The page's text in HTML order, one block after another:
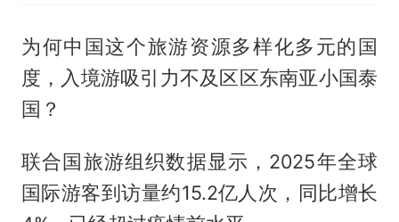
为何中国这个旅游资源多样化多元的国
度，入境游吸引力不及区区东南亚小国泰
国？
联合国旅游组织数据显示，2025年全球
国际游客到访量约15.2亿人次，同比增长